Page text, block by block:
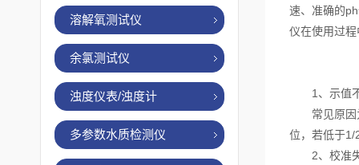
溶解氧测试仪
余氯测试仪
浊度仪表/浊度计
多参数水质检测仪
速、准确的
仪在使用过
1、示值不
常见原因为
位，若低于1/
2、校准失